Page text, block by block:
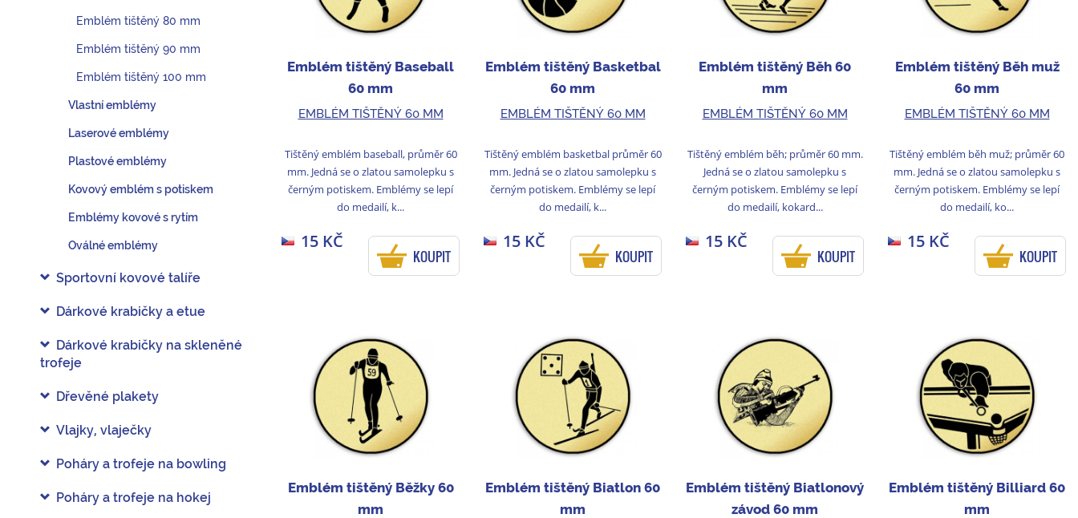
Emblém tištěný 80 mm
Emblém tištěný 90 mm
Emblém tištěný 100 mm
Vlastní emblémy
Laserové emblémy
Plastové emblémy
Kovový emblém s potiskem
Emblémy kovové s rytím
Oválné emblémy
Sportovní kovové talíře
Dárkové krabičky a etue
Dárkové krabičky na skleněné
trofeje
Dřevěné plakety
Vlajky, vlaječky
Poháry a trofeje na bowling
Poháry a trofeje na hokej
Emblém tištěný Baseball
60 mm
EMBLÉM TIŠTĚNÝ 60 MM
Tištěný emblém baseball, průměr 60
mm. Jedná se o zlatou samolepku s
černým potiskem. Emblémy se lepí
do medailí, k...
15 KČ
KOUPIT
Emblém tištěný Basketbal
60 mm
EMBLÉM TIŠTĚNÝ 60 MM
Tištěný emblém basketbal průměr 60
mm. Jedná se o zlatou samolepku s
černým potiskem. Emblémy se lepí
do medailí, k...
15 KČ
KOUPIT
Emblém tištěný Běh 60
mm
EMBLÉM TIŠTĚNÝ 60 MM
Tištěný emblém běh; průměr 60 mm.
Jedná se o zlatou samolepku s
černým potiskem. Emblémy se lepí
do medailí, kokard...
15 KČ
KOUPIT
Emblém tištěný Běh muž
60 mm
EMBLÉM TIŠTĚNÝ 60 MM
Tištěný emblém běh muž; průměr 60
mm. Jedná se o zlatou samolepku s
černým potiskem. Emblémy se lepí
do medailí, ko...
15 KČ
KOUPIT
Emblém tištěný Běžky 60
mm
Emblém tištěný Biatlon 60
mm
Emblém tištěný Biatlonový
závod 60 mm
Emblém tištěný Billiard 60
mm